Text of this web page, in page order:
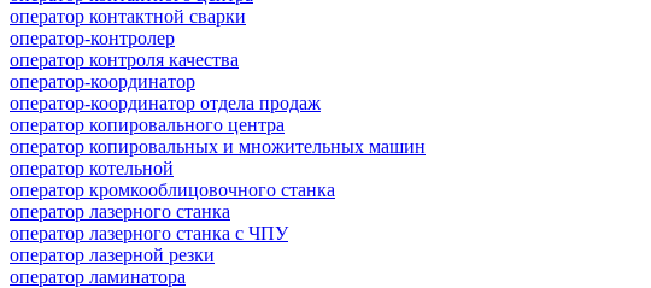
оператор контактной сварки
оператор-контролер
оператор контроля качества
оператор-координатор
оператор-координатор отдела продаж
оператор копировального центра
оператор копировальных и множительных машин
оператор котельной
оператор кромкооблицовочного станка
оператор лазерного станка
оператор лазерного станка с ЧПУ
оператор лазерной резки
оператор ламинатора